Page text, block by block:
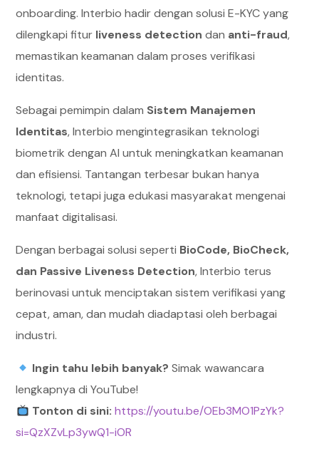
onboarding. Interbio hadir dengan solusi E-KYC yang
dilengkapi fitur liveness detection dan anti-fraud,
memastikan keamanan dalam proses verifikasi
identitas.
Sebagai pemimpin dalam Sistem Manajemen
Identitas, Interbio mengintegrasikan teknologi
biometrik dengan AI untuk meningkatkan keamanan
dan efisiensi. Tantangan terbesar bukan hanya
teknologi, tetapi juga edukasi masyarakat mengenai
manfaat digitalisasi.
Dengan berbagai solusi seperti BioCode, BioCheck,
dan Passive Liveness Detection, Interbio terus
berinovasi untuk menciptakan sistem verifikasi yang
cepat, aman, dan mudah diadaptasi oleh berbagai
industri.
Ingin tahu lebih banyak? Simak wawancara
lengkapnya di YouTube!
Tonton di sini: https://youtu.be/OEb3MO1PzYk?
si=QzXZvLp3ywQ1-iOR